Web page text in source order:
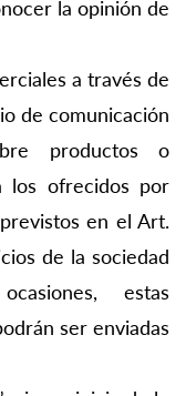
la opinión de
a través de
de comunicación
productos o
los ofrecidos por
en el Art.
de la sociedad
estas
ser enviadas